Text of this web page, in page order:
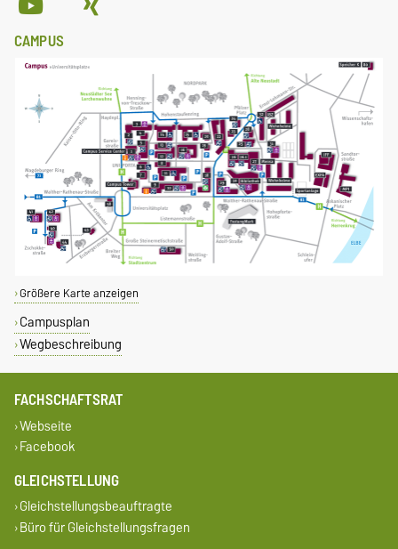
CAMPUS
Größere Karte anzeigen
Campusplan
Wegbeschreibung
FACHSCHAFTSRAT
Webseite
Facebook
GLEICHSTELLUNG
Gleichstellungsbeauftragte
Büro für Gleichstellungsfragen